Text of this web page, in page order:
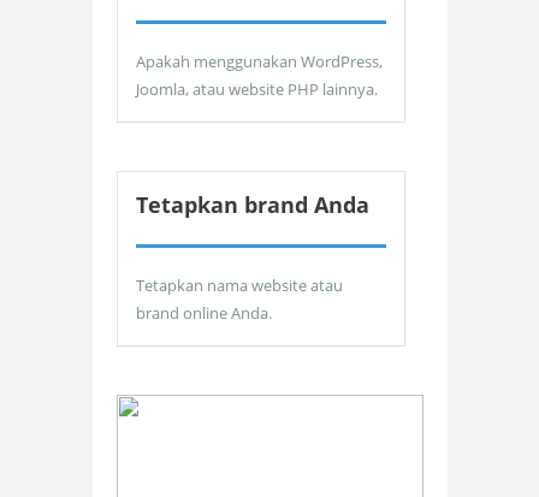
Apakah menggunakan WordPress,
Joomla, atau website PHP lainnya.
Tetapkan brand Anda
Tetapkan nama website atau
brand online Anda.